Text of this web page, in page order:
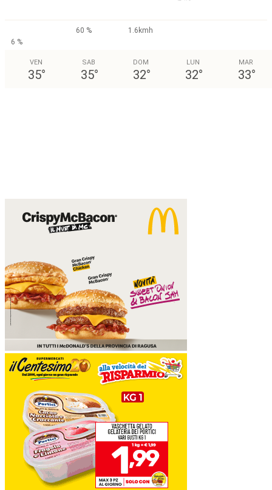
60 %
1.6kmh
6 %
VEN
35°
SAB
35°
DOM
32°
LUN
32°
MAR
33°